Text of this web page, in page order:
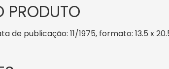
PRODUTO
de publicação: 11/1975, formato: 13.5 x